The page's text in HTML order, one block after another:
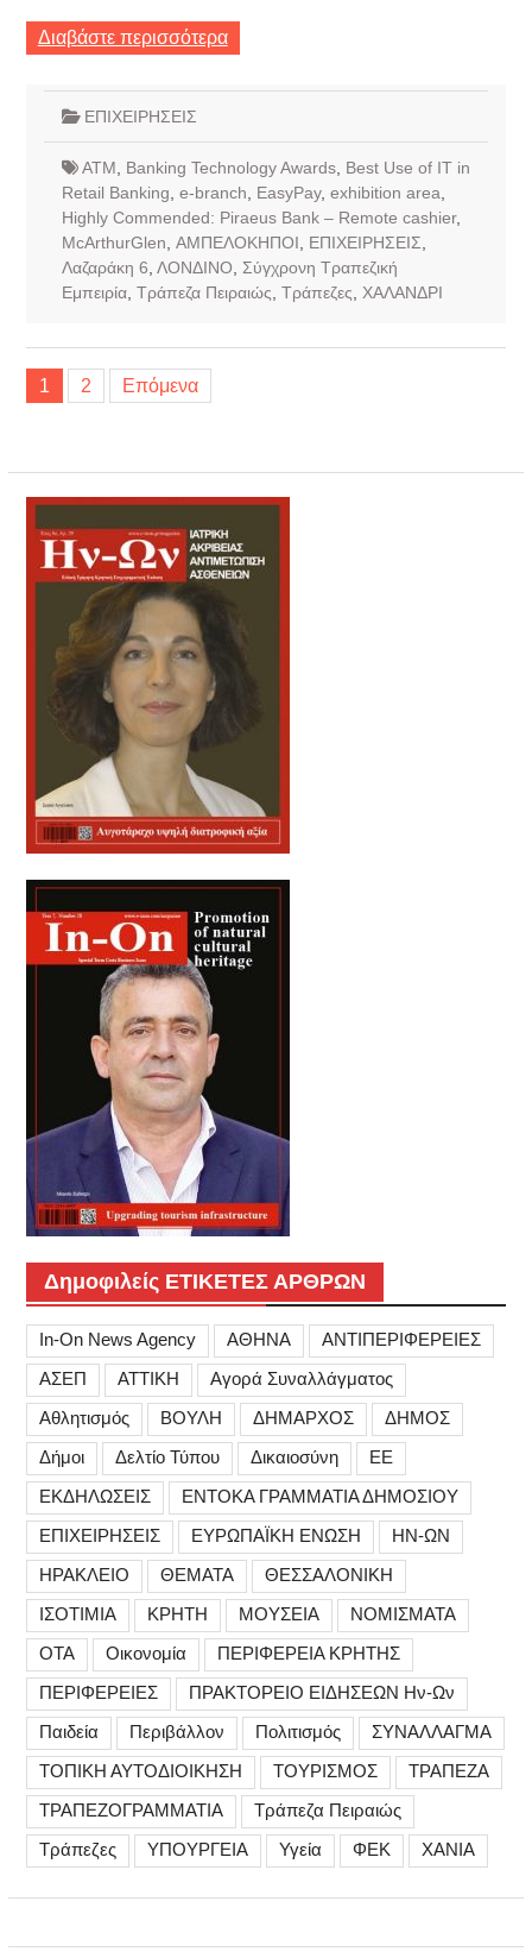
Διαβάστε περισσότερα
ΕΠΙΧΕΙΡΗΣΕΙΣ
ATM Banking Technology Awards, Best Use of IT in
Retail Banking e-branch EasyPay, exhibition area
Highly Commended: Piraeus Bank – Remote cashier,
McArthurGlen ΑΜΠΕΛΟΚΗΠΟΙ ΕΠΙΧΕΙΡΗΣΕΙΣ
Λαζαράκη 6 ΛΟΝΔΙΝΟ
Σύγχρονη Τραπεζική
Εμπειρία, Τράπεζα Πειραιώς Τράπεζες ΧΑΛΑΝΔΡΙ
Σελιδοποίηση
άρθρων
1 2 Επόμενα
Δημοφιλείς ΕΤΙΚΕΤΕΣ ΑΡΘΡΩΝ
In-On News Agency ΑΘΗΝΑ
ΑΝΤΙΠΕΡΙΦΕΡΕΙΕΣ
ΑΣΕΠ
ΑΤΤΙΚΗ
Αγορά Συναλλάγματος
Αθλητισμός
ΒΟΥΛΗ ΔΗΜΑΡΧΟΣ
ΔΗΜΟΣ
Δήμοι
Δελτίο Τύπου Δικαιοσύνη
ΕΕ
ΕΚΔΗΛΩΣΕΙΣ
ΕΝΤΟΚΑ ΓΡΑΜΜΑΤΙΑ ΔΗΜΟΣΙΟΥ
ΕΠΙΧΕΙΡΗΣΕΙΣ
ΕΥΡΩΠΑΪΚΗ ΕΝΩΣΗ
ΗΝ-ΩΝ
ΗΡΑΚΛΕΙΟ
ΘΕΜΑΤΑ
ΘΕΣΣΑΛΟΝΙΚΗ
ΙΣΟΤΙΜΙΑ
ΚΡΗΤΗ ΜΟΥΣΕΙΑ
ΝΟΜΙΣΜΑΤΑ
ΟΤΑ
Οικονομία
ΠΕΡΙΦΕΡΕΙΑ ΚΡΗΤΗΣ
ΠΕΡΙΦΕΡΕΙΕΣ
ΠΡΑΚΤΟΡΕΙΟ ΕΙΔΗΣΕΩΝ Ην-Ων
Παιδεία
Περιβάλλον Πολιτισμός
ΣΥΝΑΛΛΑΓΜΑ
ΤΟΠΙΚΗ ΑΥΤΟΔΙΟΙΚΗΣΗ
ΤΟΥΡΙΣΜΟΣ
ΤΡΑΠΕΖΑ
ΤΡΑΠΕΖΟΓΡΑΜΜΑΤΙΑ
Τράπεζα Πειραιώς
Τράπεζες
ΥΠΟΥΡΓΕΙΑ Υγεία ΦΕΚ ΧΑΝΙΑ